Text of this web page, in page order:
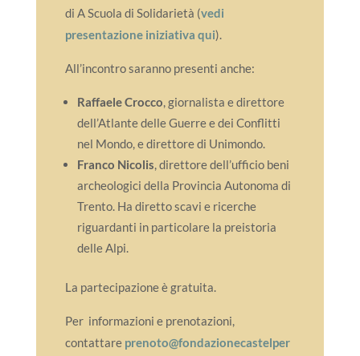
di A Scuola di Solidarietà (vedi
presentazione iniziativa qui).
All’incontro saranno presenti anche:
Raffaele Crocco, giornalista e direttore
dell’Atlante delle Guerre e dei Conflitti
nel Mondo, e direttore di Unimondo.
Franco Nicolis, direttore dell’ufficio beni
archeologici della Provincia Autonoma di
Trento. Ha diretto scavi e ricerche
riguardanti in particolare la preistoria
delle Alpi.
La partecipazione è gratuita.
Per informazioni e prenotazioni,
contattare prenoto@fondazionecastelper